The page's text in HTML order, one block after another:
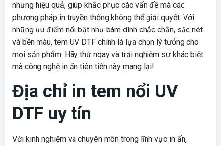
nhưng hiệu quả, giúp khắc phục các vấn đề mà các
phương pháp in truyền thống không thể giải quyết. Với
những ưu điểm nổi bật như bám dính chắc chắn, sắc nét
và bền màu, tem UV DTF chính là lựa chọn lý tưởng cho
mọi sản phẩm. Hãy thử ngay và trải nghiệm sự khác biệt
mà công nghệ in ấn tiên tiến này mang lại!
Địa chỉ in tem nổi UV
DTF uy tín
Với kinh nghiệm và chuyên môn trong lĩnh vực in ấn,